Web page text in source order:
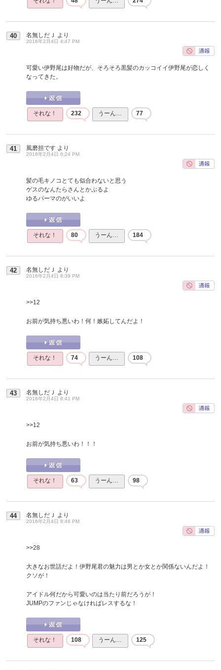
40 名無しだＪ より
2016年2月4日 4:47 PM
可愛い伊野尾は好物だが、そろそろ黒髪のカッコイイ伊野尾が恋しく
なってきた。
それな！ 232 うーん… 77
41 風磨担です より
2016年2月4日 6:24 PM
髪の毛キノコとても似合わないと思う
ゲスのなんたらさんとかぶるよ
ゆるパーマのがいいよ
それな！ 80 うーん… 184
42 名無しだＪ より
2016年2月4日 8:39 PM
>>12
お前が気持ち悪いわ！何！嫉妬してんだよ！
それな！ 74 うーん… 108
43 名無しだＪ より
2016年2月4日 8:41 PM
>>12
お前が気持ち悪いわ！！！
それな！ 63 うーん… 98
44 名無しだＪ より
2016年2月4日 8:46 PM
>>28
大きなお世話だよ！伊野尾君の魅力は男とか女とか関係ないんだよ！
クソが！
アイドル何だから可愛いのは当たり前だろうが！
JUMPのファンじゃなければレスするな！
それな！ 108 うーん… 125